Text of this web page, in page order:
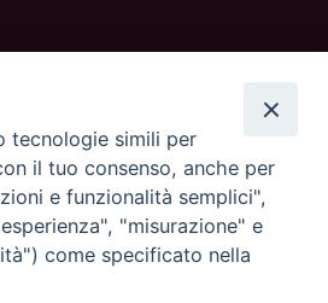
com
Padova
tecnologie simili per
il tuo consenso, anche per
e funzionalità semplici",
"misurazione" e
come specificato nella